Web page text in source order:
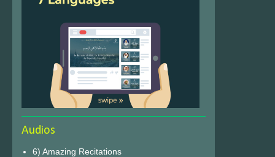
Audios
6) Amazing Recitations